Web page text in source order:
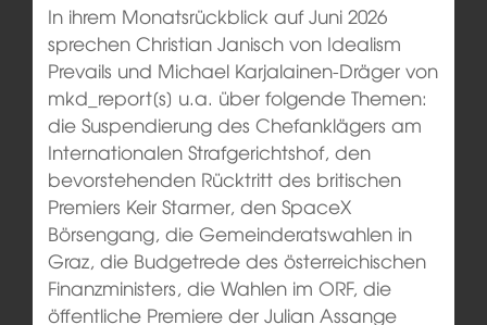
In ihrem Monatsrückblick auf Juni 2026
sprechen Christian Janisch von Idealism
Prevails und Michael Karjalainen-Dräger von
mkd_report[s] u.a. über folgende Themen:
die Suspendierung des Chefanklägers am
Internationalen Strafgerichtshof, den
bevorstehenden Rücktritt des britischen
Premiers Keir Starmer, den SpaceX
Börsengang, die Gemeinderatswahlen in
Graz, die Budgetrede des österreichischen
Finanzministers, die Wahlen im ORF, die
öffentliche Premiere der Julian Assange